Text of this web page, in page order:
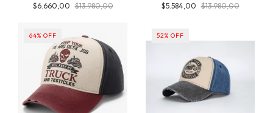
unisex, Inversionesjt
$6.660,00 $13.980,00
regulable, Algodón, producto
$5.584,00 $13.980,00
64% OFF 52% OFF